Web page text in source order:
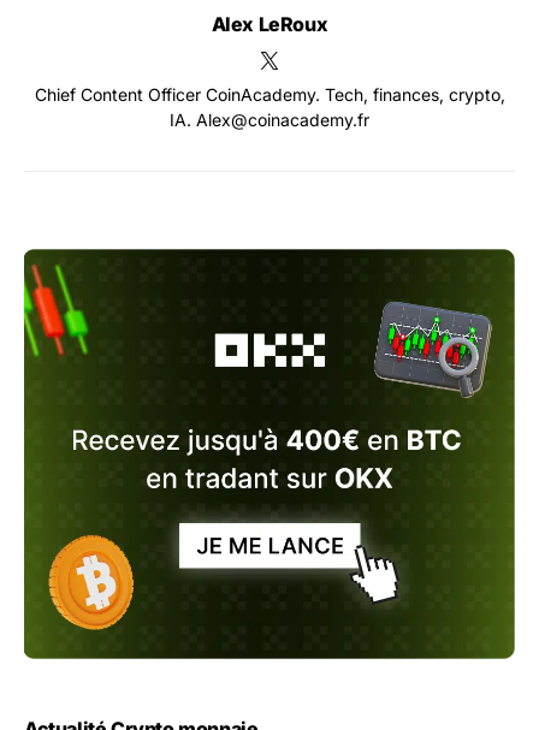
Alex LeRoux
Chief Content Officer CoinAcademy. Tech, finances, crypto,
IA. Alex@coinacademy.fr